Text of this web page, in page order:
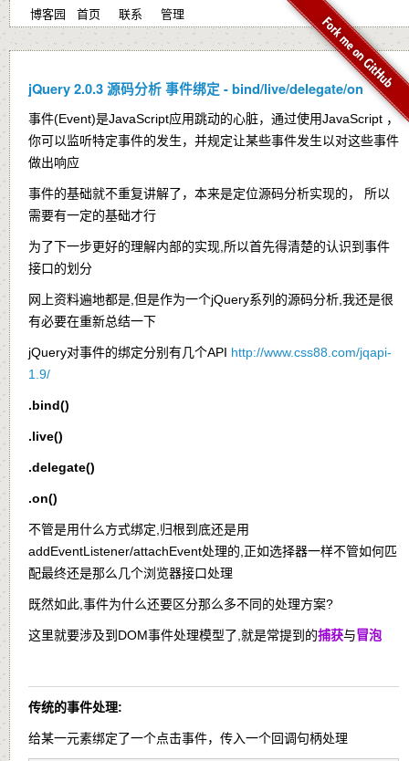
博客园 首页 联系 管理
jQuery 2.0.3 源码分析 事件绑定 - bind/live/delegate/on
事件(Event)是JavaScript应用跳动的心脏，通过使用JavaScript ，
你可以监听特定事件的发生，并规定让某些事件发生以对这些事件
做出响应
事件的基础就不重复讲解了，本来是定位源码分析实现的， 所以
需要有一定的基础才行
为了下一步更好的理解内部的实现,所以首先得清楚的认识到事件
接口的划分
网上资料遍地都是,但是作为一个jQuery系列的源码分析,我还是很
有必要在重新总结一下
jQuery对事件的绑定分别有几个API http://www.css88.com/jqapi-
1.9/
.bind()
.live()
.delegate()
.on()
不管是用什么方式绑定,归根到底还是用
addEventListener/attachEvent处理的,正如选择器一样不管如何匹
配最终还是那么几个浏览器接口处理
既然如此,事件为什么还要区分那么多不同的处理方案?
这里就要涉及到DOM事件处理模型了,就是常提到的捕获与冒泡
传统的事件处理:
给某一元素绑定了一个点击事件，传入一个回调句柄处理